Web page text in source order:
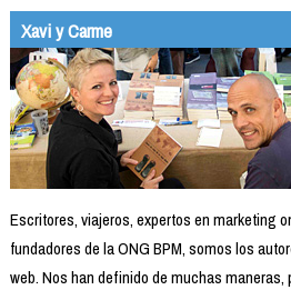
Xavi y Carme
Escritores, viajeros, expertos en marketing
fundadores de la ONG BPM, somos los
web. Nos han definido de muchas maneras,